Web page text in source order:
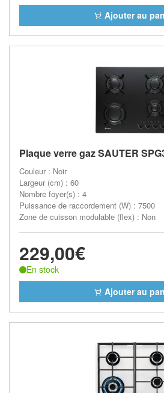
Ajouter au
Plaque verre gaz SAUTER
Couleur : Noir
Largeur (cm) : 60
Nombre foyer(s) : 4
Puissance de raccordement (W) : 7500
Zone de cuisson modulable (flex) : Non
229,00€
En stock
Ajouter au